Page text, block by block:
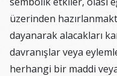
üzerinden
dayanarak alacakları
davranışlar veya
herhangi bir maddi